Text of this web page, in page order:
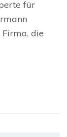
für
die